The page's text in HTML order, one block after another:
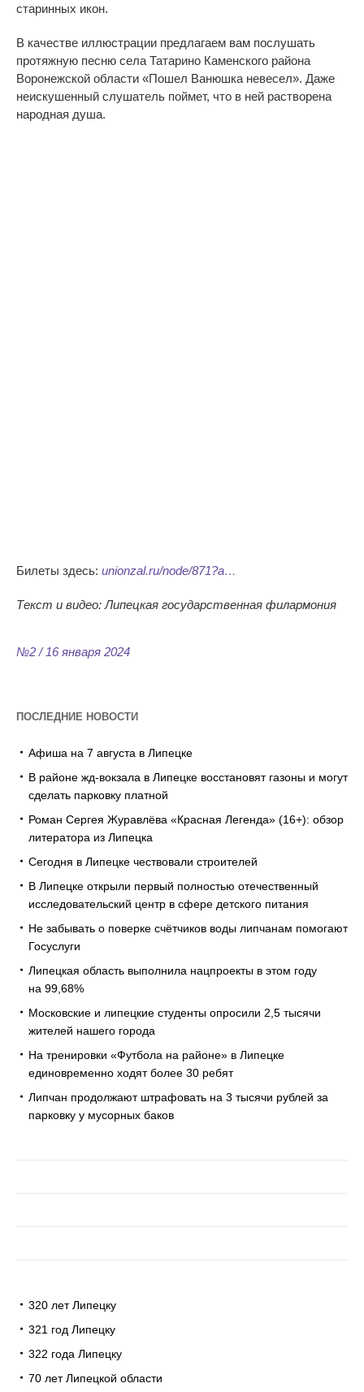
старинных икон.
В качестве иллюстрации предлагаем вам послушать
протяжную песню села Татарино Каменского района
Воронежской области «Пошел Ванюшка невесел». Даже
неискушенный слушатель поймет, что в ней растворена
народная душа.
Билеты здесь: unionzal.ru/node/871?a…
Текст и видео: Липецкая государственная филармония
№2 / 16 января 2024
ПОСЛЕДНИЕ НОВОСТИ
Афиша на 7 августа в Липецке
В районе жд-вокзала в Липецке восстановят газоны и могут
сделать парковку платной
Роман Сергея Журавлёва «Красная Легенда» (16+): обзор
литератора из Липецка
Сегодня в Липецке чествовали строителей
В Липецке открыли первый полностью отечественный
исследовательский центр в сфере детского питания
Не забывать о поверке счётчиков воды липчанам помогают
Госуслуги
Липецкая область выполнила нацпроекты в этом году
на 99,68%
Московские и липецкие студенты опросили 2,5 тысячи
жителей нашего города
На тренировки «Футбола на районе» в Липецке
единовременно ходят более 30 ребят
Липчан продолжают штрафовать на 3 тысячи рублей за
парковку у мусорных баков
320 лет Липецку
321 год Липецку
322 года Липецку
70 лет Липецкой области